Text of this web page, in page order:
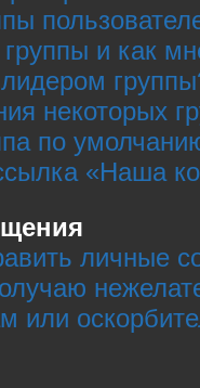
и как
некоторых
по
«Наша
личные
или